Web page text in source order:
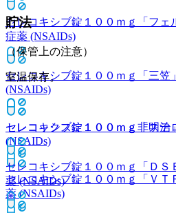
セレコキシブ錠１００ｍｇ「フェ
症薬 (NSAIDs)
セレコキシブ錠１００ｍｇ「三笠」
(NSAIDs)
セレコキシブ錠１００ｍｇ「明治
(NSAIDs)
セレコキシブ錠１００ｍｇ「ＶＴ
薬 (NSAIDs)
貯法
（保管上の注意）
室温保存。
セレコックス錠１００ｍｇ 非ステ
セレコキシブ錠１００ｍｇ「ＤＳ
薬 (NSAIDs)